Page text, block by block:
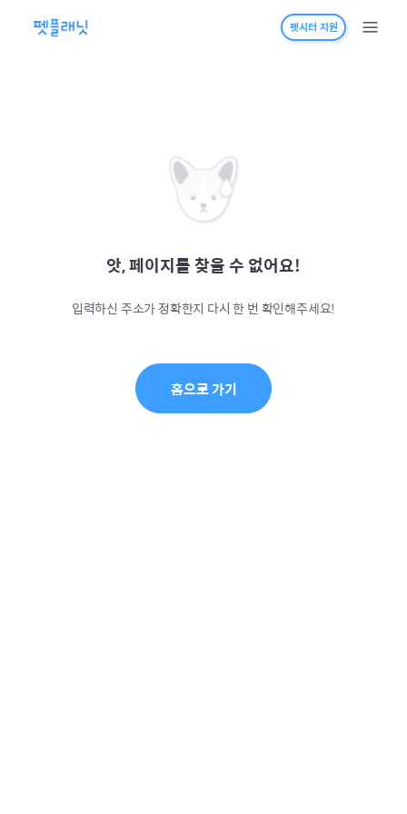
펫시터 지원
앗, 페이지를 찾을 수 없어요!
입력하신 주소가 정확한지 다시 한 번 확인해주세요!
홈으로 가기